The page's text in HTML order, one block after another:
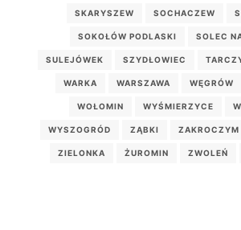
SKARYSZEW SOCHACZEW
SOKOŁÓW PODLASKI SOLEC
SULEJÓWEK SZYDŁOWIEC
WARKA WARSZAWA WĘGRÓW
WOŁOMIN WYŚMIERZYCE
WYSZOGRÓD ZĄBKI ZAKROCZYM
ZIELONKA ŻUROMIN ZWOLEŃ